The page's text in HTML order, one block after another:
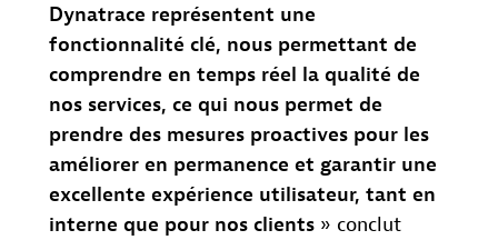
Dynatrace représentent une
fonctionnalité clé, nous permettant de
comprendre en temps réel la qualité de
nos services, ce qui nous permet de
prendre des mesures proactives pour les
améliorer en permanence et garantir une
excellente expérience utilisateur, tant en
interne que pour nos clients » conclut